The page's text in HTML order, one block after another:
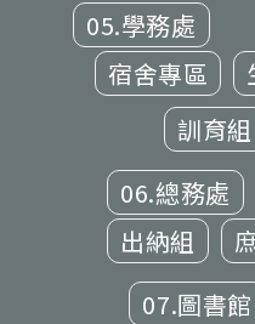
05.學務處
宿舍專區
訓育組
06.總務處
出納組
07.圖書館